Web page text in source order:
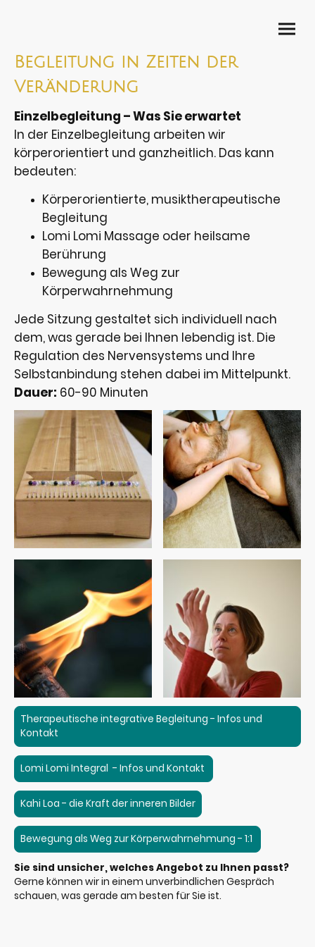
Begleitung in Zeiten der
Veränderung
Einzelbegleitung – Was Sie erwartet
In der Einzelbegleitung arbeiten wir
körperorientiert und ganzheitlich. Das kann
bedeuten:
Körperorientierte, musiktherapeutische
Begleitung
Lomi Lomi Massage oder heilsame
Berührung
Bewegung als Weg zur
Körperwahrnehmung
Jede Sitzung gestaltet sich individuell nach
dem, was gerade bei Ihnen lebendig ist. Die
Regulation des Nervensystems und Ihre
Selbstanbindung stehen dabei im Mittelpunkt.
Dauer: 60-90 Minuten
Therapeutische integrative Begleitung - Infos und
Kontakt
Lomi Lomi Integral - Infos und Kontakt
Kahi Loa - die Kraft der inneren Bilder
Bewegung als Weg zur Körperwahrnehmung - 1:1
Sie sind unsicher, welches Angebot zu Ihnen passt?
Gerne können wir in einem unverbindlichen Gespräch
schauen, was gerade am besten für Sie ist.